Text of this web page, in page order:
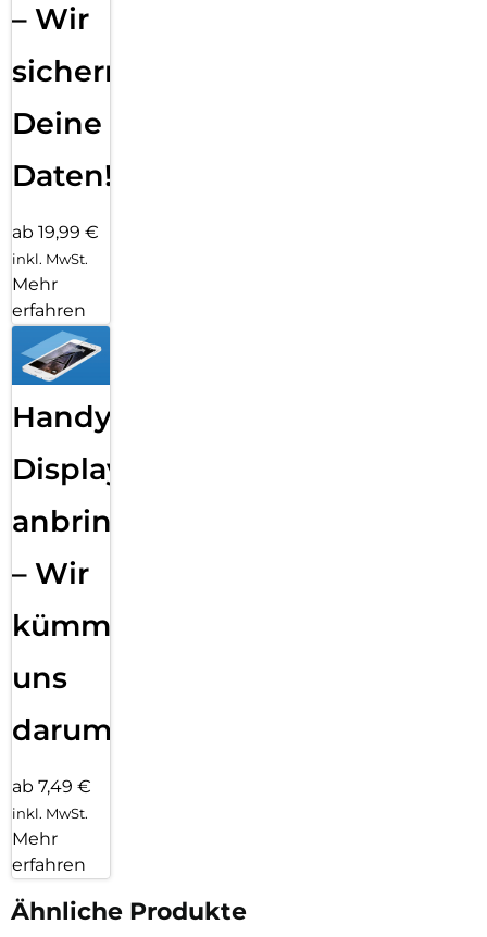
– Wir
sichern
Deine
Daten!
ab 19,99 €
inkl. MwSt.
Mehr
erfahren
Handy
Displayfolie
anbringen
– Wir
kümmern
uns
darum!
ab 7,49 €
inkl. MwSt.
Mehr
erfahren
Ähnliche Produkte